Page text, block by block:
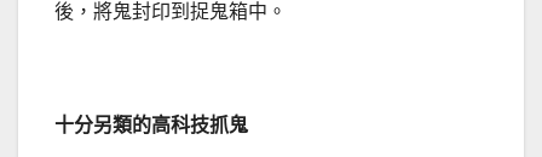
後，將鬼封印到捉鬼箱中。
十分另類的高科技抓鬼